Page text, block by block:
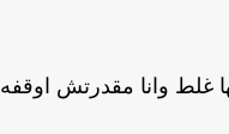
غلط وانا مقدرتش اوقفه